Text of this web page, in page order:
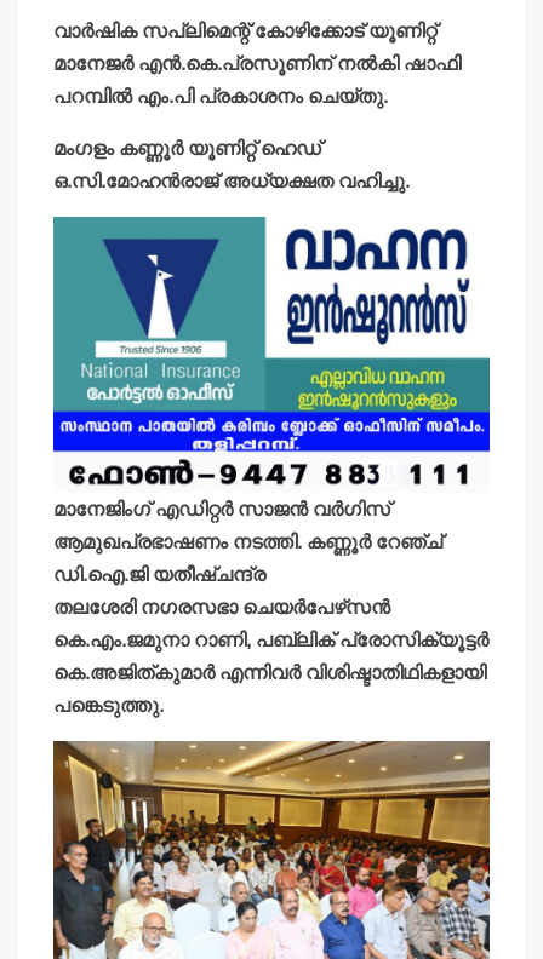
വാര്‍ഷിക സപ്ലിമെന്റ് കോഴിക്കോട് യൂണിറ്റ്
മാനേജര്‍ എന്‍.കെ.പ്രസൂണിന് നല്‍കി ഷാഫി
പറമ്പില്‍ എം.പി പ്രകാശനം ചെയ്തു.
മംഗളം കണ്ണൂര്‍ യൂണിറ്റ് ഹെഡ്
ഒ.സി.മോഹന്‍രാജ് അധ്യക്ഷത വഹിച്ചു.
മാനേജിംഗ് എഡിറ്റര്‍ സാജന്‍ വര്‍ഗിസ്
ആമുഖപ്രഭാഷണം നടത്തി. കണ്ണൂര്‍ റേഞ്ച്
ഡി.ഐ.ജി യതീഷ്ചന്ദ്ര
തലശേരി നഗരസഭാ ചെയര്‍പേഴ്‌സന്‍
കെ.എം.ജമുനാ റാണി, പബ്ലിക് പ്രോസിക്യൂട്ടര്‍
കെ.അജിത്കുമാര്‍ എന്നിവര്‍ വിശിഷ്ടാതിഥികളായി
പങ്കെടുത്തു.